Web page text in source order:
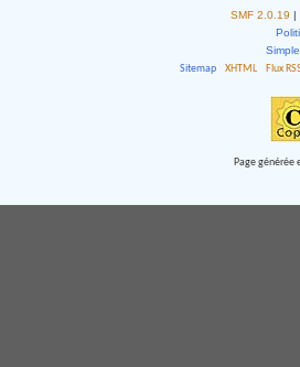
SMF 2.0.19 |
Sitemap
XHTML Flux
Page générée